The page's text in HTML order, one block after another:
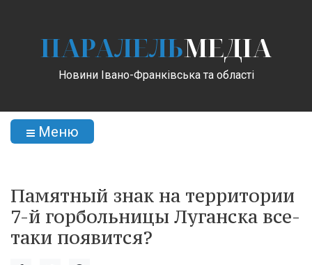
ПАРАЛЕЛЬМЕДІА
Новини Івано-Франківська та області
Меню
Памятный знак на территории
7-й горбольницы Луганска все-
таки появится?